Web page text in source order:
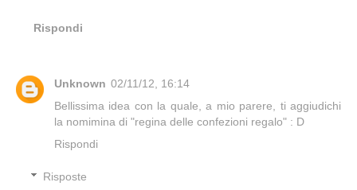
Rispondi
Unknown 02/11/12, 16:14
Bellissima idea con la quale, a mio parere, ti aggiudichi
la nomimina di "regina delle confezioni regalo" : D
Rispondi
Risposte